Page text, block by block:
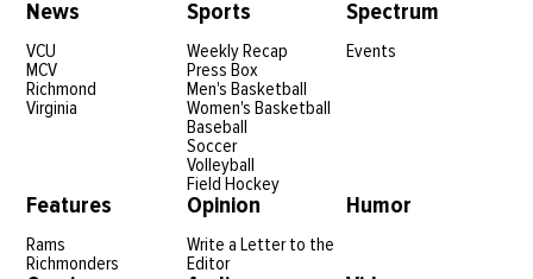
News
VCU
MCV
Richmond
Virginia
Sports
Weekly Recap
Press Box
Men's Basketball
Women's Basketball
Baseball
Soccer
Volleyball
Field Hockey
Spectrum
Events
Features
Rams
Richmonders
Opinion
Write a Letter to the
Editor
Humor